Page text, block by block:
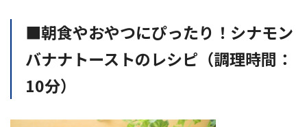
■朝食やおやつにぴったり！シナモン
バナナトーストのレシピ（調理時間：
10分）